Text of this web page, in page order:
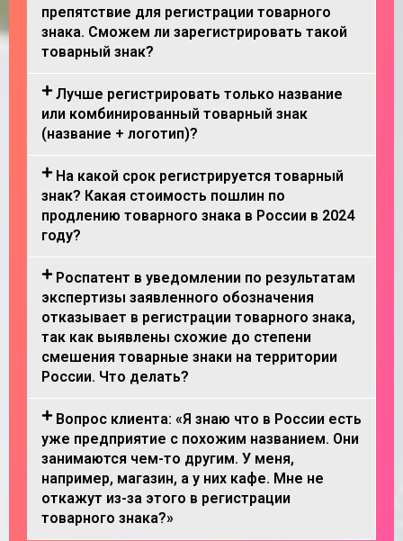
препятствие для регистрации товарного
знака. Сможем ли зарегистрировать такой
товарный знак?
Лучше регистрировать только название
или комбинированный товарный знак
(название + логотип)?
На какой срок регистрируется товарный
знак? Какая стоимость пошлин по
продлению товарного знака в России в 2024
году?
Роспатент в уведомлении по результатам
экспертизы заявленного обозначения
отказывает в регистрации товарного знака,
так как выявлены схожие до степени
смешения товарные знаки на территории
России. Что делать?
Вопрос клиента: «Я знаю что в России есть
уже предприятие с похожим названием. Они
занимаются чем-то другим. У меня,
например, магазин, а у них кафе. Мне не
откажут из-за этого в регистрации
товарного знака?»